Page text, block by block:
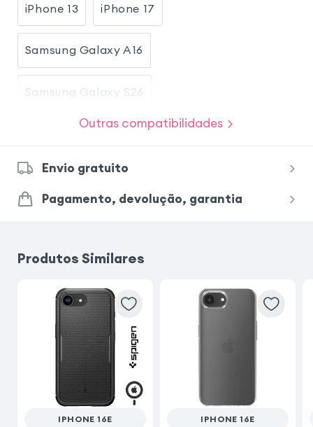
iPhone 13 iPhone 17
Samsung Galaxy A16
Samsung Galaxy S26
iPhone 17 Pro Max
Samsung Galaxy A54 5G
Samsung Galaxy A34 5G
Samsung Galaxy A17
Samsung Galaxy S23 Ultra
Outras compatibilidades
Envio gratuito
Pagamento, devolução, garantia
Produtos Similares
IPHONE 16E IPHONE 16E